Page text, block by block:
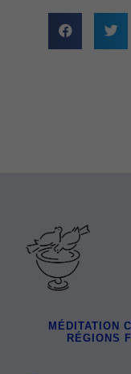
MÉDITATION
RÉGIONS